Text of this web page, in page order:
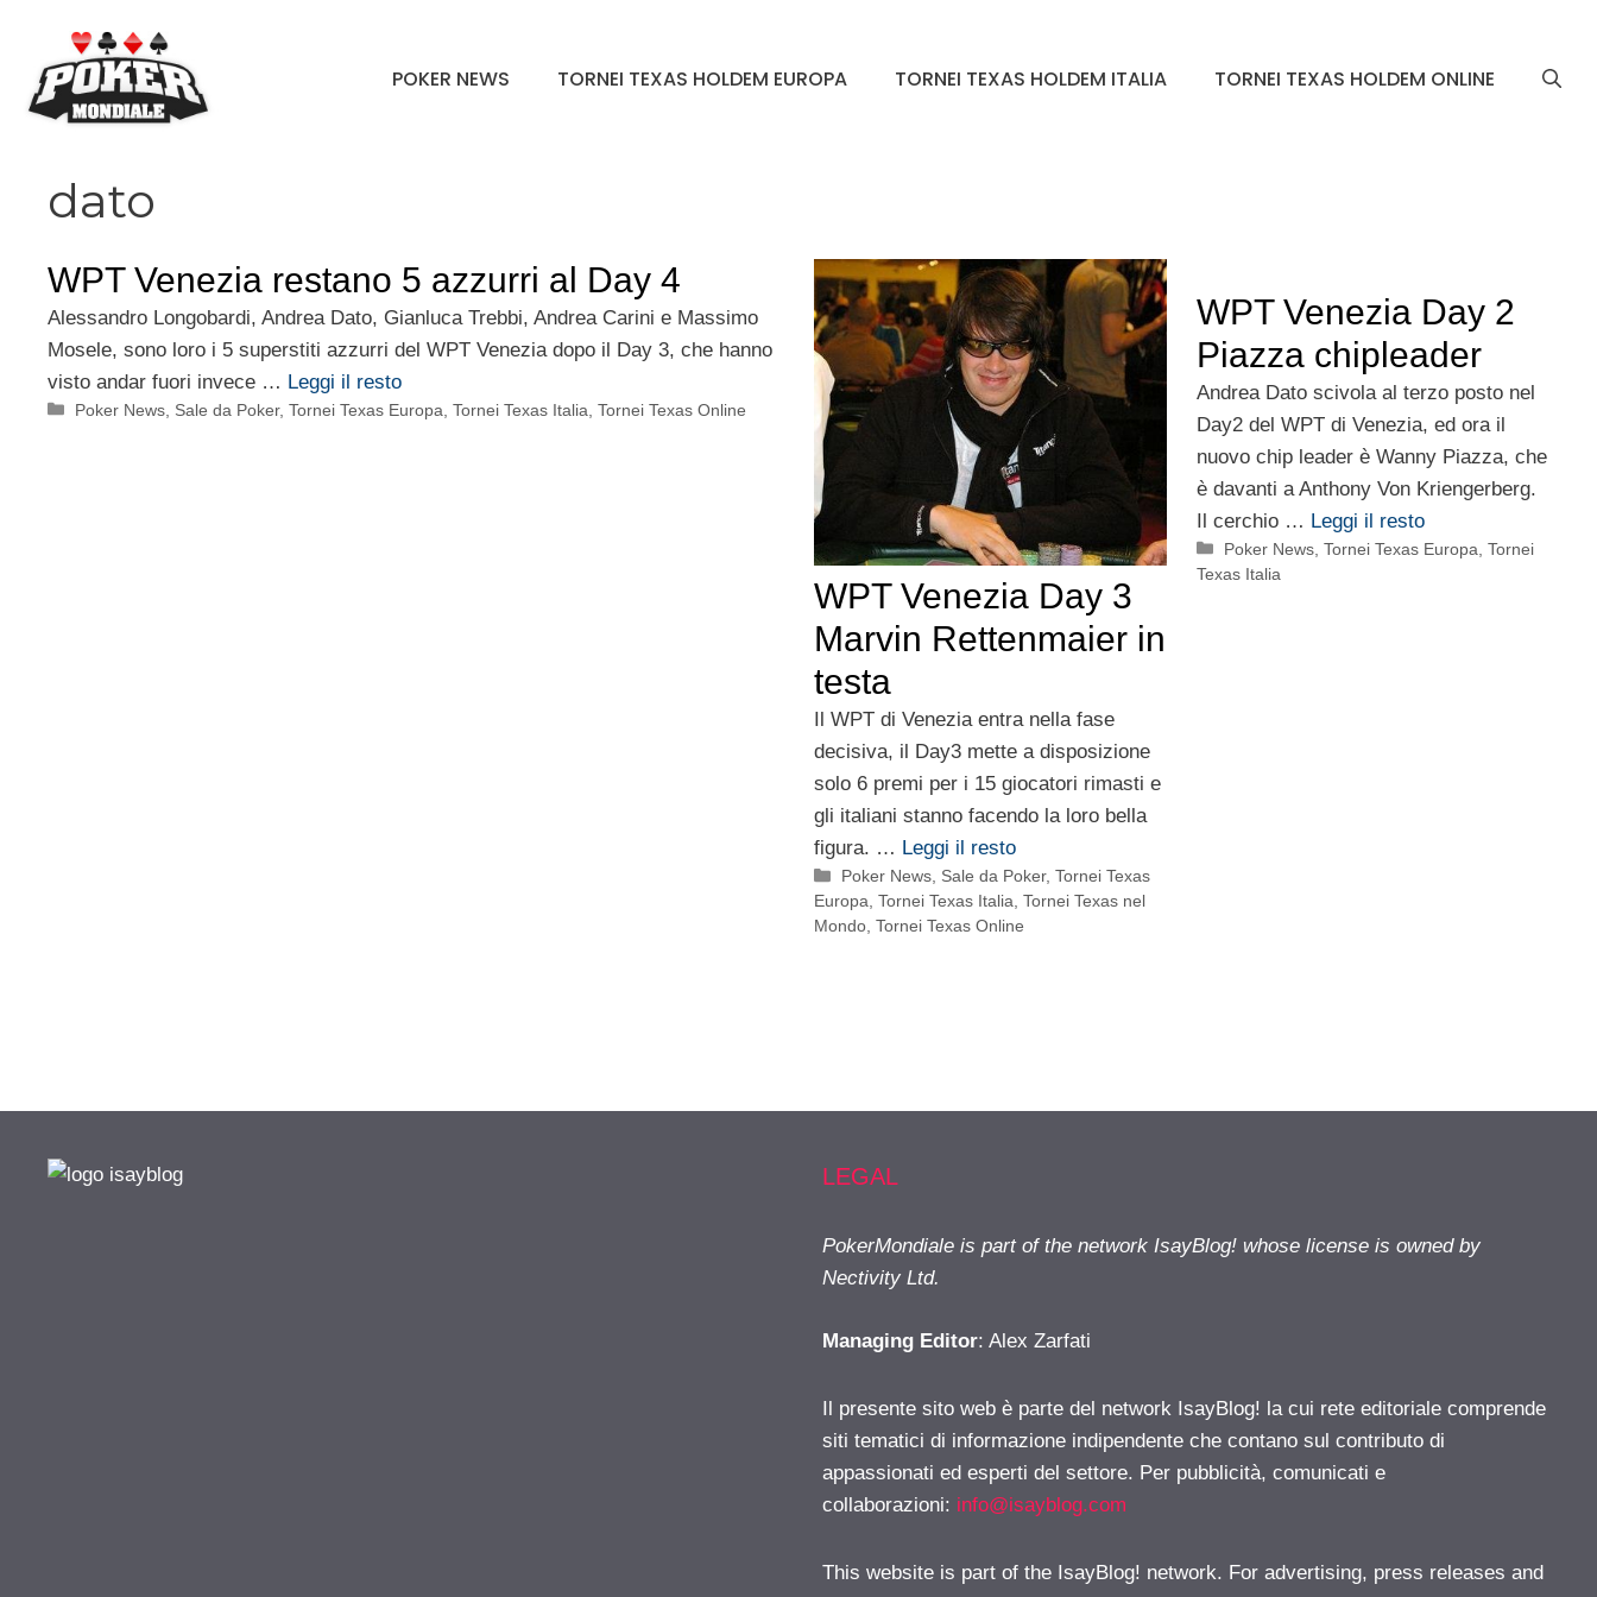
contenuto
POKER NEWS TORNEI TEXAS HOLDEM EUROPA TORNEI TEXAS HOLDEM ITALIA TORNEI TEXAS HOLDEM ONLINE
dato
WPT Venezia restano 5 azzurri al Day 4
Alessandro Longobardi, Andrea Dato, Gianluca Trebbi, Andrea Carini e Massimo
Mosele, sono loro i 5 superstiti azzurri del WPT Venezia dopo il Day 3, che hanno
visto andar fuori invece … Leggi il resto
Categorie
Poker News Sale da Poker,Tornei Texas Europa ,Tornei Texas Italia ,Tornei Texas Online
WPT Venezia Day 3
Marvin Rettenmaier in
testa
Il WPT di Venezia entra nella fase
decisiva, il Day3 mette a disposizione
solo 6 premi per i 15 giocatori rimasti e
gli italiani stanno facendo la loro bella
figura. … Leggi il resto
Categorie
Poker News, Sale da Poker, Tornei Texas
Europa Tornei Texas Italia Tornei Texas nel
Mondo, Tornei Texas Online
WPT Venezia Day 2
Piazza chipleader
Andrea Dato scivola al terzo posto nel
Day2 del WPT di Venezia, ed ora il
nuovo chip leader è Wanny Piazza, che
è davanti a Anthony Von Kriengerberg.
Il cerchio … Leggi il resto
Categorie
Poker News, Tornei Texas Europa Tornei
Texas Italia
LEGAL
PokerMondiale is part of the network IsayBlog! whose license is owned by
Nectivity Ltd.
Managing Editor: Alex Zarfati
Il presente sito web è parte del network IsayBlog! la cui rete editoriale comprende
siti tematici di informazione indipendente che contano sul contributo di
appassionati ed esperti del settore. Per pubblicità, comunicati e
collaborazioni: info@isayblog.com
This website is part of the IsayBlog! network. For advertising, press releases and